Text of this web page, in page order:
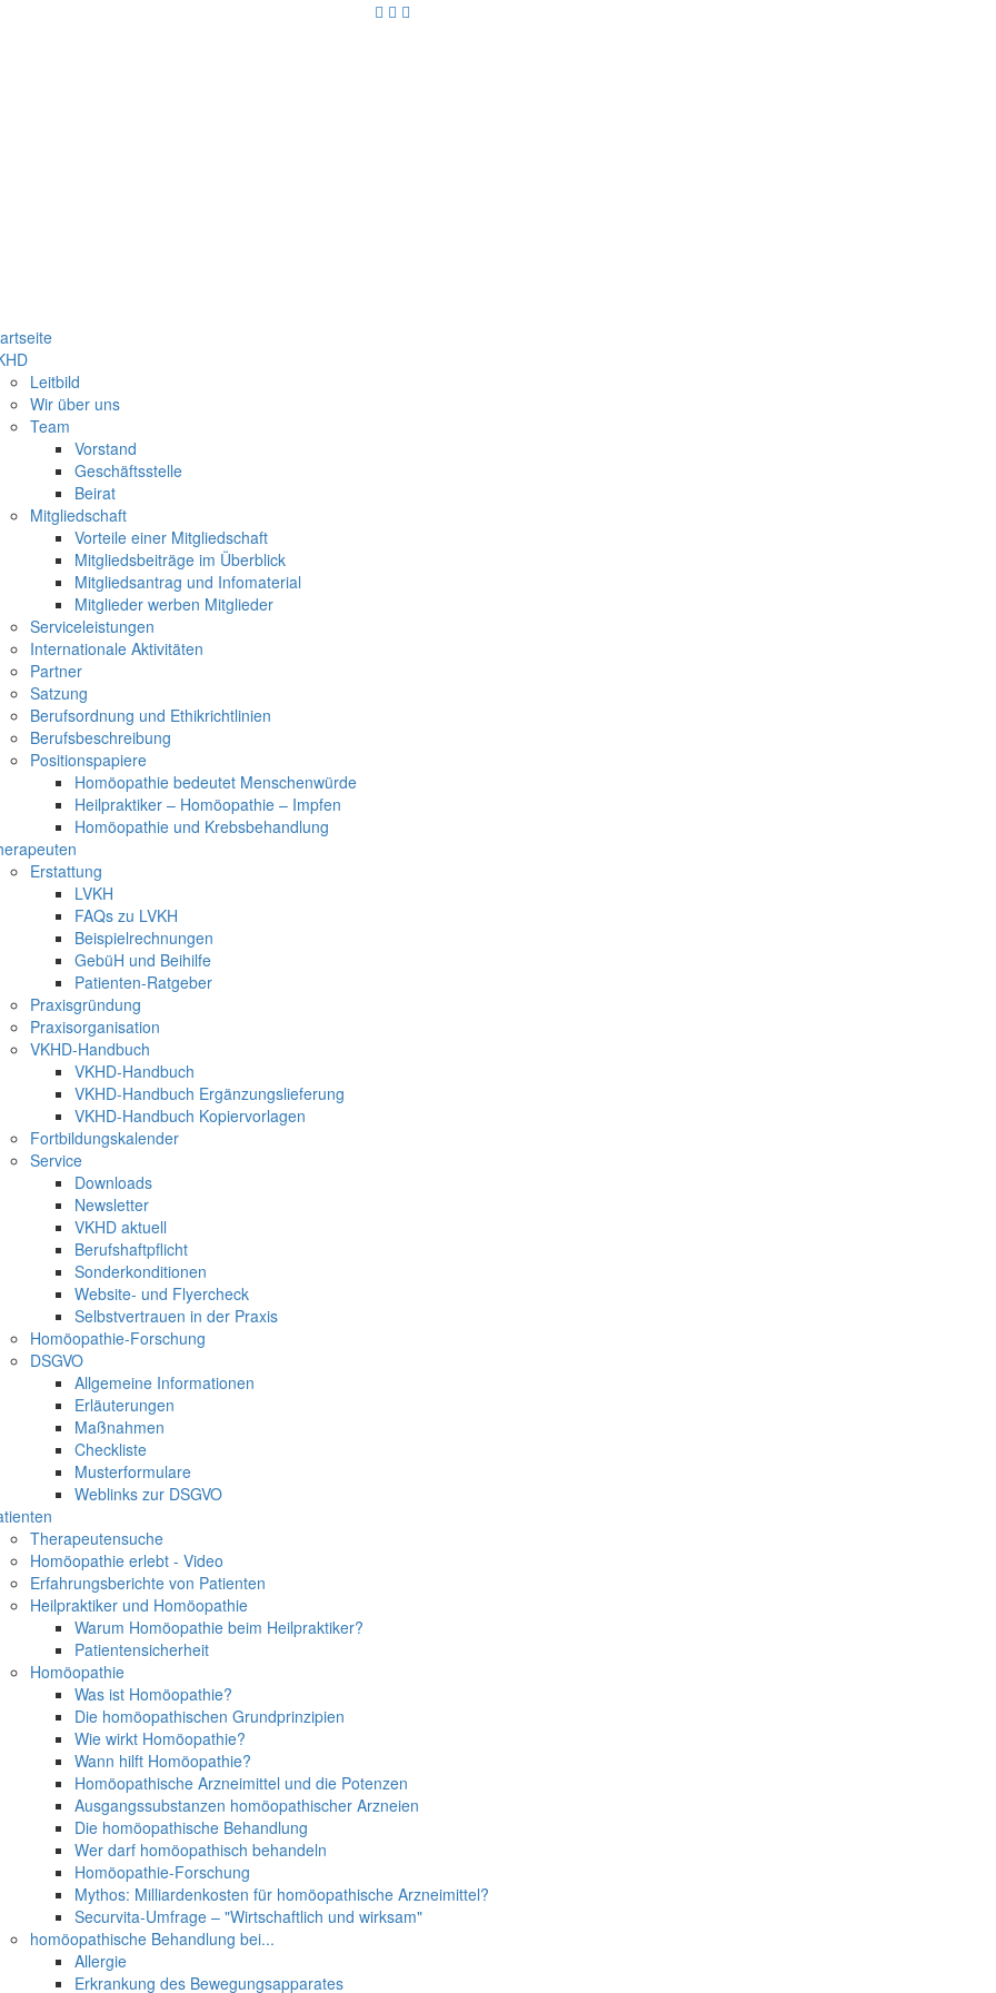
Leitbild
Wir über uns
Team
Vorstand
Geschäftsstelle
Beirat
Mitgliedschaft
Vorteile einer Mitgliedschaft
Mitgliedsbeiträge im Überblick
Mitgliedsantrag und Infomaterial
Mitglieder werben Mitglieder
Serviceleistungen
Internationale Aktivitäten
Partner
Satzung
Berufsordnung und Ethikrichtlinien
Berufsbeschreibung
Positionspapiere
Homöopathie bedeutet Menschenwürde
Heilpraktiker – Homöopathie – Impfen
Homöopathie und Krebsbehandlung
Erstattung
LVKH
FAQs zu LVKH
Beispielrechnungen
GebüH und Beihilfe
Patienten-Ratgeber
Praxisgründung
Praxisorganisation
VKHD-Handbuch
VKHD-Handbuch
VKHD-Handbuch Ergänzungslieferung
VKHD-Handbuch Kopiervorlagen
Fortbildungskalender
Service
Downloads
Newsletter
VKHD aktuell
Berufshaftpflicht
Sonderkonditionen
Website- und Flyercheck
Selbstvertrauen in der Praxis
Homöopathie-Forschung
DSGVO
Allgemeine Informationen
Erläuterungen
Maßnahmen
Checkliste
Musterformulare
Weblinks zur DSGVO
Therapeutensuche
Homöopathie erlebt - Video
Erfahrungsberichte von Patienten
Heilpraktiker und Homöopathie
Warum Homöopathie beim Heilpraktiker?
Patientensicherheit
Homöopathie
Was ist Homöopathie?
Die homöopathischen Grundprinzipien
Wie wirkt Homöopathie?
Wann hilft Homöopathie?
Homöopathische Arzneimittel und die Potenzen
Ausgangssubstanzen homöopathischer Arzneien
Die homöopathische Behandlung
Wer darf homöopathisch behandeln
Homöopathie-Forschung
Mythos: Milliardenkosten für homöopathische Arzneimittel?
Securvita-Umfrage – "Wirtschaftlich und wirksam"
homöopathische Behandlung bei...
Allergie
Erkrankung des Bewegungsapparates